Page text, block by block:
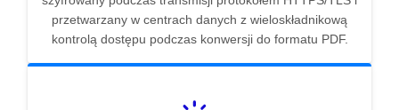
przetwarzany w centrach danych z wieloskładnikową
kontrolą dostępu podczas konwersji do formatu PDF.